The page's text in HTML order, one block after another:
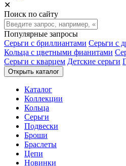
✕
Поиск по сайту
Популярные запросы
Серьги с бриллиантами Серьги с
Кольца с цветными фианитами
Серьги с кварцем Детские серьги
Открыть каталог
Каталог
Коллекции
Кольца
Серьги
Подвески
Броши
Браслеты
Цепи
Новинки